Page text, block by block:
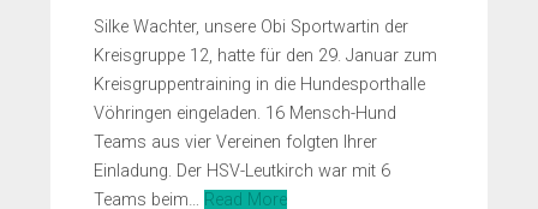
Silke Wachter, unsere Obi Sportwartin der
Kreisgruppe 12, hatte für den 29. Januar zum
Kreisgruppentraining in die Hundesporthalle
Vöhringen eingeladen. 16 Mensch-Hund
Teams aus vier Vereinen folgten Ihrer
Einladung. Der HSV-Leutkirch war mit 6
Teams beim… Read More